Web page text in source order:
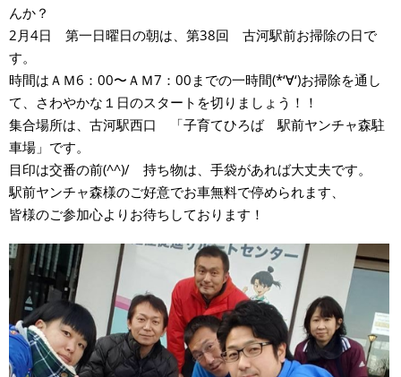
んか？
2月4日 第一日曜日の朝は、第38回 古河駅前お掃除の日で
す。
時間はＡＭ6：00〜ＡＭ7：00までの一時間(*‘∀‘)お掃除を通し
て、さわやかな１日のスタートを切りましょう！！
集合場所は、古河駅西口 「子育てひろば 駅前ヤンチャ森駐
車場」です。
目印は交番の前(^^)/ 持ち物は、手袋があれば大丈夫です。
駅前ヤンチャ森様のご好意でお車無料で停められます、
皆様のご参加心よりお待ちしております！